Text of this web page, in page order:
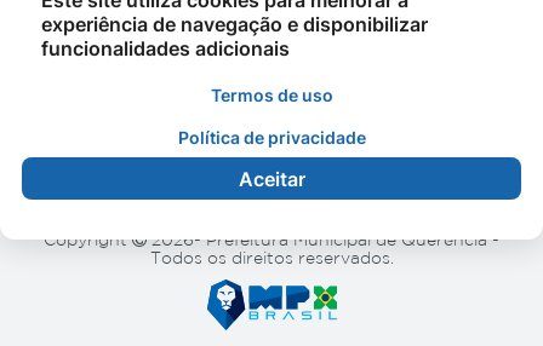
Indústria, Comércio, Turismo, Ciência e
Tecnologia
Obras Públicas, Estradas e Rodagens
Saúde
Copyright
2026- Prefeitura Municipal de Querência -
Todos os direitos reservados.
experiência de navegação e disponibilizar
funcionalidades adicionais
Termos de uso
Política de privacidade
Aceitar